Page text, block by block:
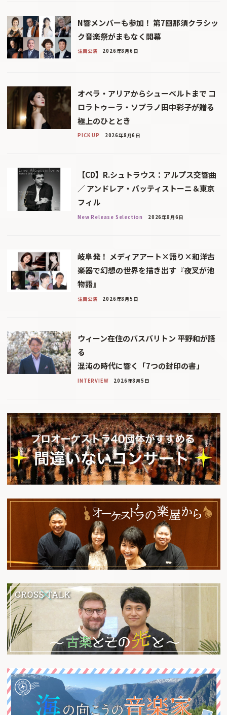
N響メンバーも参加！ 第7回那須クラシッ
ク音楽祭がまもなく開幕
注目公演 2026年8月6日
オペラ・アリアからシューベルトまで コ
ロラトゥーラ・ソプラノ田中彩子が贈る
極上のひととき
PICK UP 2026年8月6日
【CD】R.シュトラウス：アルプス交響曲
／ アンドレア・バッティストーニ＆東京
フィル
New Release Selection 2026年8月6日
岐阜発！ メディアアート×語り×和洋古
楽器で幻想の世界を描き出す『夜叉が池
物語』
注目公演 2026年8月5日
ウィーン在住のバスバリトン 平野和が語
る
混沌の時代に響く「7つの封印の書」
INTERVIEW 2026年8月5日